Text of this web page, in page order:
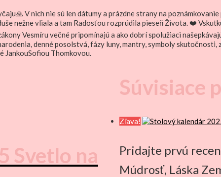
V nich nie sú len dátumy a prázdne strany na
nežne vliala a tam Radosťou rozprúdila pieseň Života. ❤️
Vesmíru večné pripomínajú a ako dobrí spolužiaci
denné posolstvá, fázy luny, mantry, symboly
JankouSofiou Thomkovou.
Pridajte prvú
Múdrosť, Láska
Súvisiace
Zľava!
Svetlo na